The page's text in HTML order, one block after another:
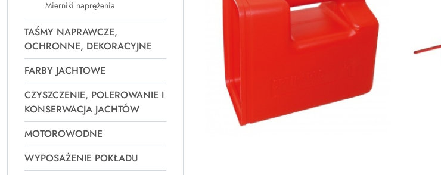
Mierniki naprężenia
TAŚMY NAPRAWCZE,
OCHRONNE, DEKORACYJNE
FARBY JACHTOWE
CZYSZCZENIE, POLEROWANIE I
KONSERWACJA JACHTÓW
MOTOROWODNE
WYPOSAŻENIE POKŁADU